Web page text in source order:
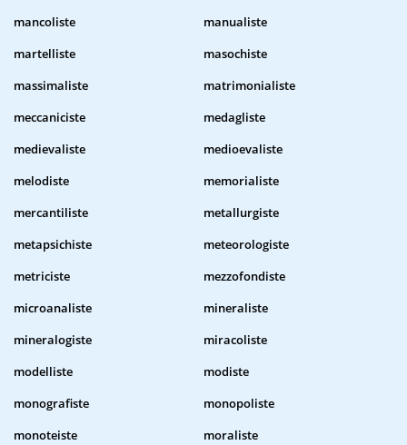
mancoliste
manualiste
martelliste
masochiste
massimaliste
matrimonialiste
meccaniciste
medagliste
medievaliste
medioevaliste
melodiste
memorialiste
mercantiliste
metallurgiste
metapsichiste
meteorologiste
metriciste
mezzofondiste
microanaliste
mineraliste
mineralogiste
miracoliste
modelliste
modiste
monografiste
monopoliste
monoteiste
moraliste